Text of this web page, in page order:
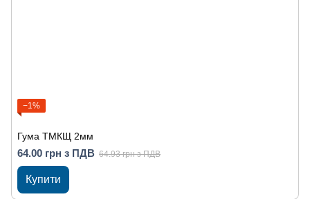
−1%
Гума ТМКЩ 2мм
64.00 грн з ПДВ 64.93 грн з ПДВ
Купити